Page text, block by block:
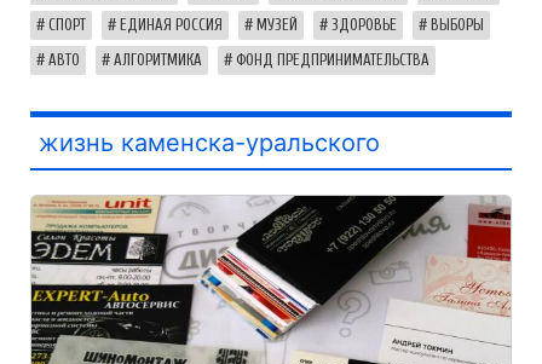
СПОРТ ЕДИНАЯ РОССИЯ МУЗЕЙ ЗДОРОВЬЕ ВЫБОРЫ
АВТО АЛГОРИТМИКА ФОНД ПРЕДПРИНИМАТЕЛЬСТВА
жизнь каменска-уральского